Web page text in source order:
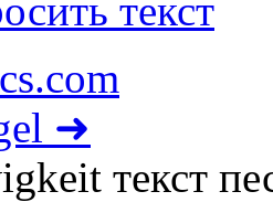
текст
➜
текст